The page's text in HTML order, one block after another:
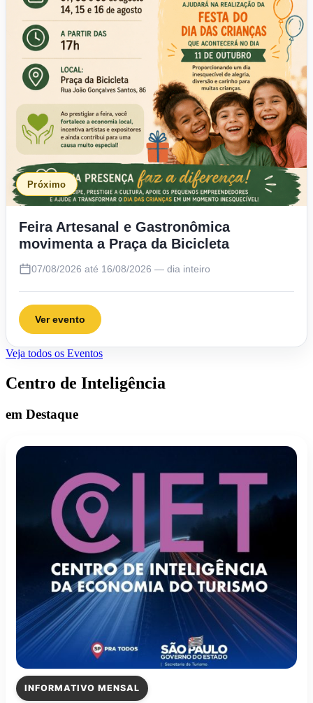
Próximo
Feira Artesanal e Gastronômica
movimenta a Praça da Bicicleta
07/08/2026 até 16/08/2026 — dia inteiro
Ver evento
Veja todos os Eventos
Centro de Inteligência
em Destaque
INFORMATIVO MENSAL